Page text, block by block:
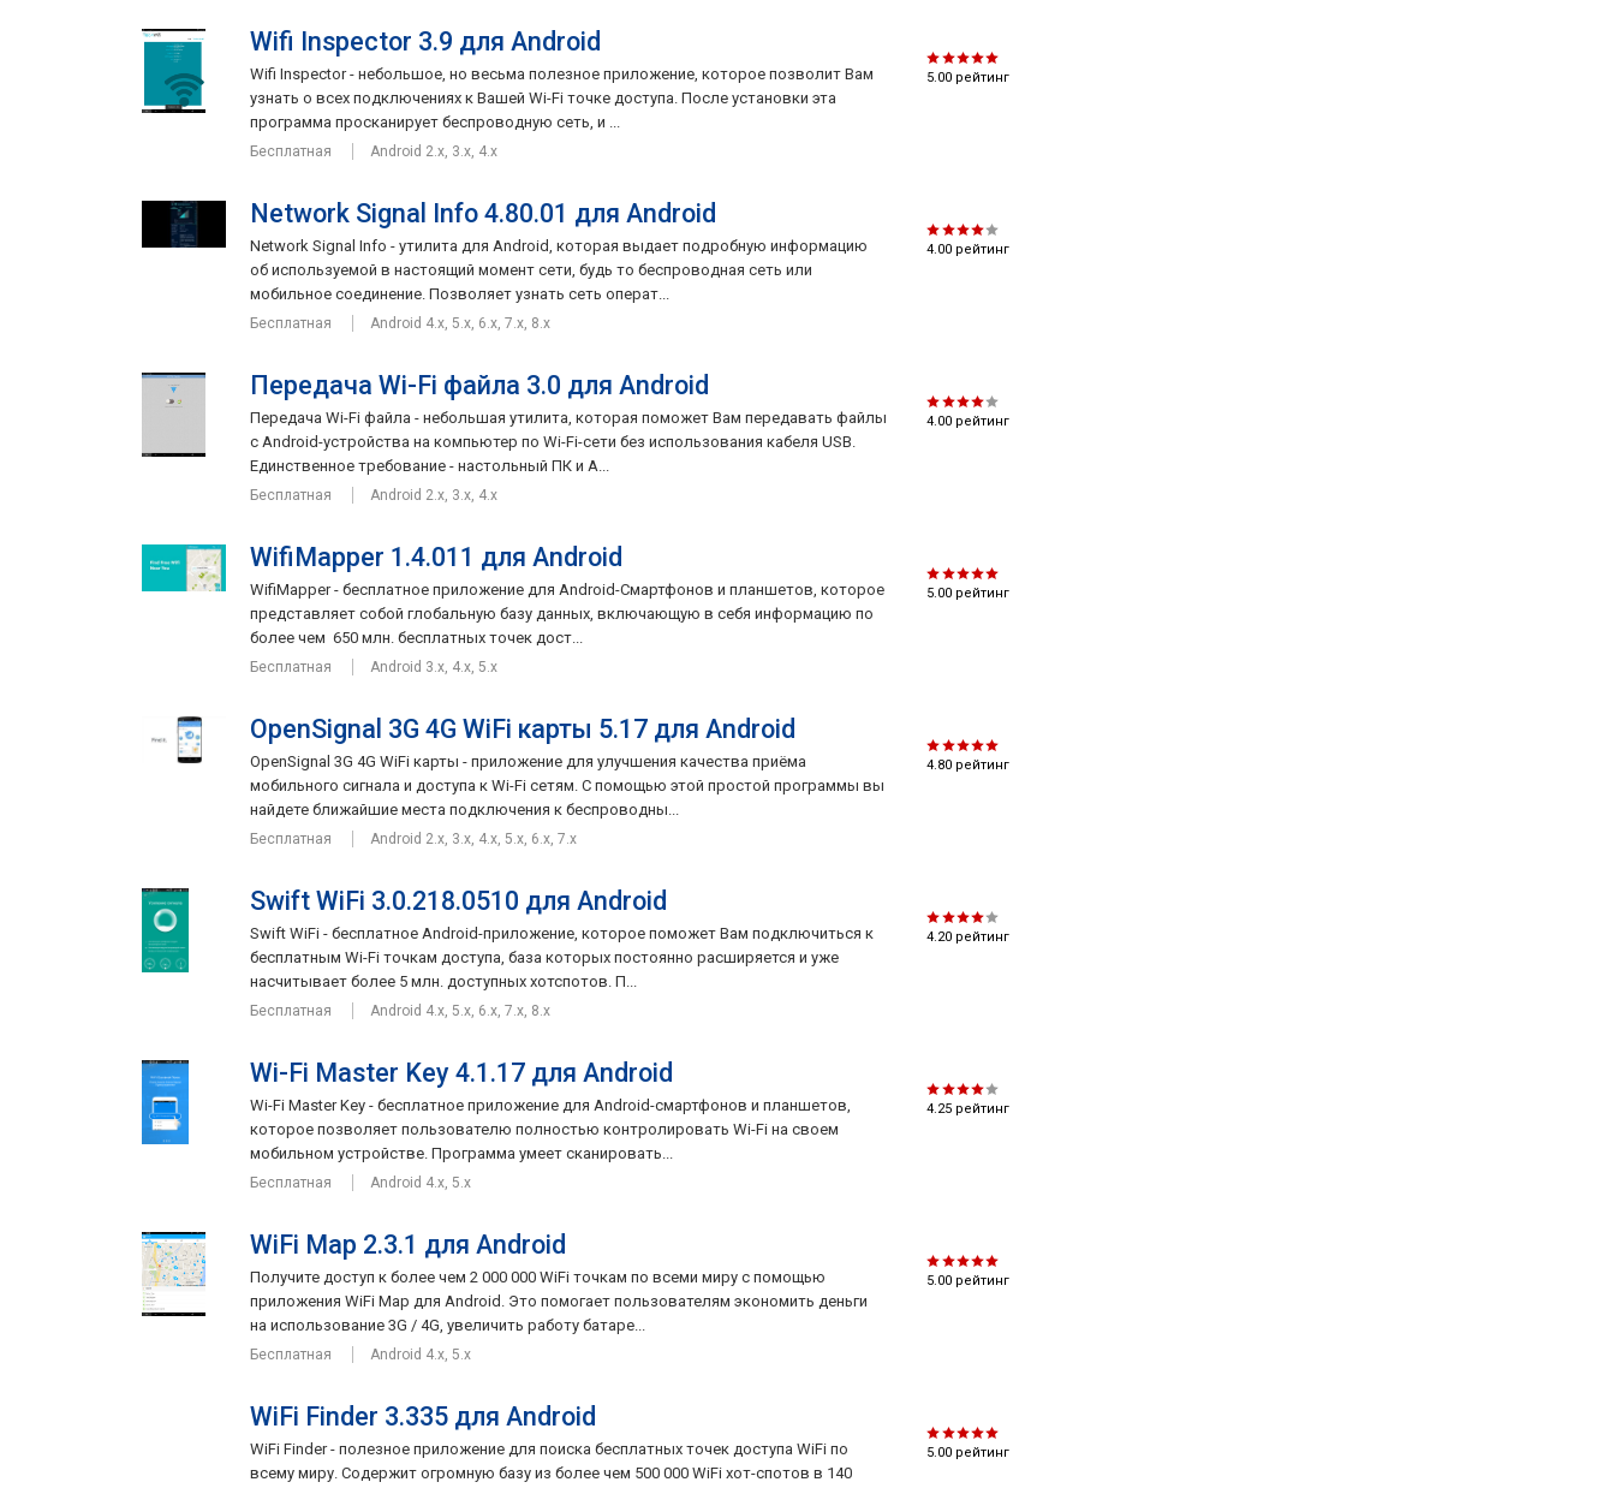
5.00 рейтинг
Wifi Inspector 3.9 для Android
Wifi Inspector - небольшое, но весьма полезное приложение, которое позволит Вам
узнать о всех подключениях к Вашей Wi-Fi точке доступа. После установки эта
программа просканирует беспроводную сеть, и ...
Бесплатная Android 2.x, 3.x, 4.x
4.00 рейтинг
Network Signal Info 4.80.01 для Android
Network Signal Info - утилита для Android, которая выдает подробную информацию
об используемой в настоящий момент сети, будь то беспроводная сеть или
мобильное соединение. Позволяет узнать сеть операт...
Бесплатная Android 4.x, 5.x, 6.x, 7.x, 8.x
4.00 рейтинг
Передача Wi-Fi файла 3.0 для Android
Передача Wi-Fi файла - небольшая утилита, которая поможет Вам передавать файлы
с Android-устройства на компьютер по Wi-Fi-сети без использования кабеля USB.
Единственное требование - настольный ПК и A...
Бесплатная Android 2.x, 3.x, 4.x
5.00 рейтинг
WifiMapper 1.4.011 для Android
WifiMapper - бесплатное приложение для Android-Смартфонов и планшетов, которое
представляет собой глобальную базу данных, включающую в себя информацию по
более чем 650 млн. бесплатных точек дост...
Бесплатная Android 3.x, 4.x, 5.x
4.80 рейтинг
OpenSignal 3G 4G WiFi карты 5.17 для Android
OpenSignal 3G 4G WiFi карты - приложение для улучшения качества приёма
мобильного сигнала и доступа к Wi-Fi сетям. С помощью этой простой программы вы
найдете ближайшие места подключения к беспроводны...
Бесплатная Android 2.x, 3.x, 4.x, 5.x, 6.x, 7.x
4.20 рейтинг
Swift WiFi 3.0.218.0510 для Android
Swift WiFi - бесплатное Android-приложение, которое поможет Вам подключиться к
бесплатным Wi-Fi точкам доступа, база которых постоянно расширяется и уже
насчитывает более 5 млн. доступных хотспотов. П...
Бесплатная Android 4.x, 5.x, 6.x, 7.x, 8.x
4.25 рейтинг
Wi-Fi Master Key 4.1.17 для Android
Wi-Fi Master Key - бесплатное приложение для Android-смартфонов и планшетов,
которое позволяет пользователю полностью контролировать Wi-Fi на своем
мобильном устройстве. Программа умеет сканировать...
Бесплатная Android 4.x, 5.x
5.00 рейтинг
WiFi Map 2.3.1 для Android
Получите доступ к более чем 2 000 000 WiFi точкам по всеми миру с помощью
приложения WiFi Map для Android. Это помогает пользователям экономить деньги
на использование 3G / 4G, увеличить работу батаре...
Бесплатная Android 4.x, 5.x
5.00 рейтинг
WiFi Finder 3.335 для Android
WiFi Finder - полезное приложение для поиска бесплатных точек доступа WiFi по
всему миру. Содержит огромную базу из более чем 500 000 WiFi хот-спотов в 140